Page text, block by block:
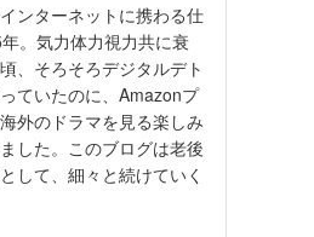
ンターネットに携わる仕
。気力体力視力共に衰
、そろそろデジタルデト
ていたのに、Amazonプ
外のドラマを見る楽しみ
した。このブログは老後
して、細々と続けていく